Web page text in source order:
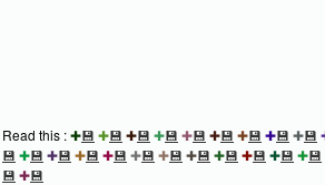
Read this :✚💾 ✚💾 ✚💾 ✚💾 ✚💾 ✚💾 ✚💾 ✚💾 ✚💾
💾 ✚💾 ✚💾 ✚💾 ✚💾 ✚💾 ✚💾 ✚💾 ✚💾 ✚💾 ✚💾 ✚💾
💾 ✚💾